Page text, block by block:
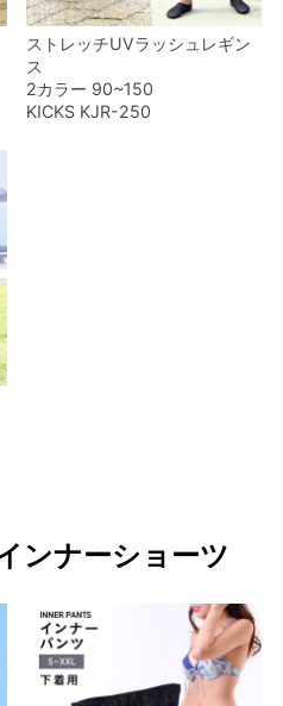
ストレッチUVラッシュレギン
ス
2カラー 90~150
KICKS KJR-250
ンナーショーツ